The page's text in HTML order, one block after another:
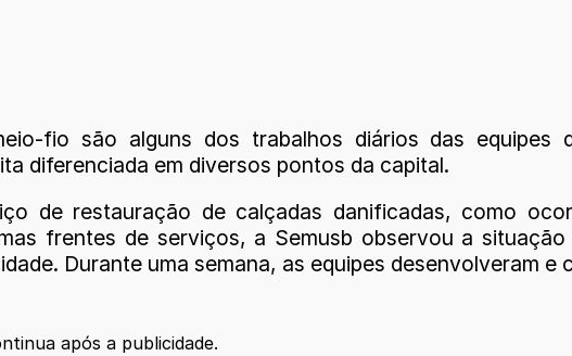
fio são alguns dos trabalhos diários das equipes
diferenciada em diversos pontos da capital.
de restauração de calçadas danificadas, como
frentes de serviços, a Semusb observou a
Durante uma semana, as equipes desenvolveram e
após a publicidade.